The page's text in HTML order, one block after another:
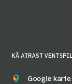
KĀ ATRAST
Google karte